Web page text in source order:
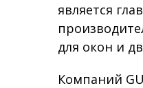
является
для окон и
Компаний